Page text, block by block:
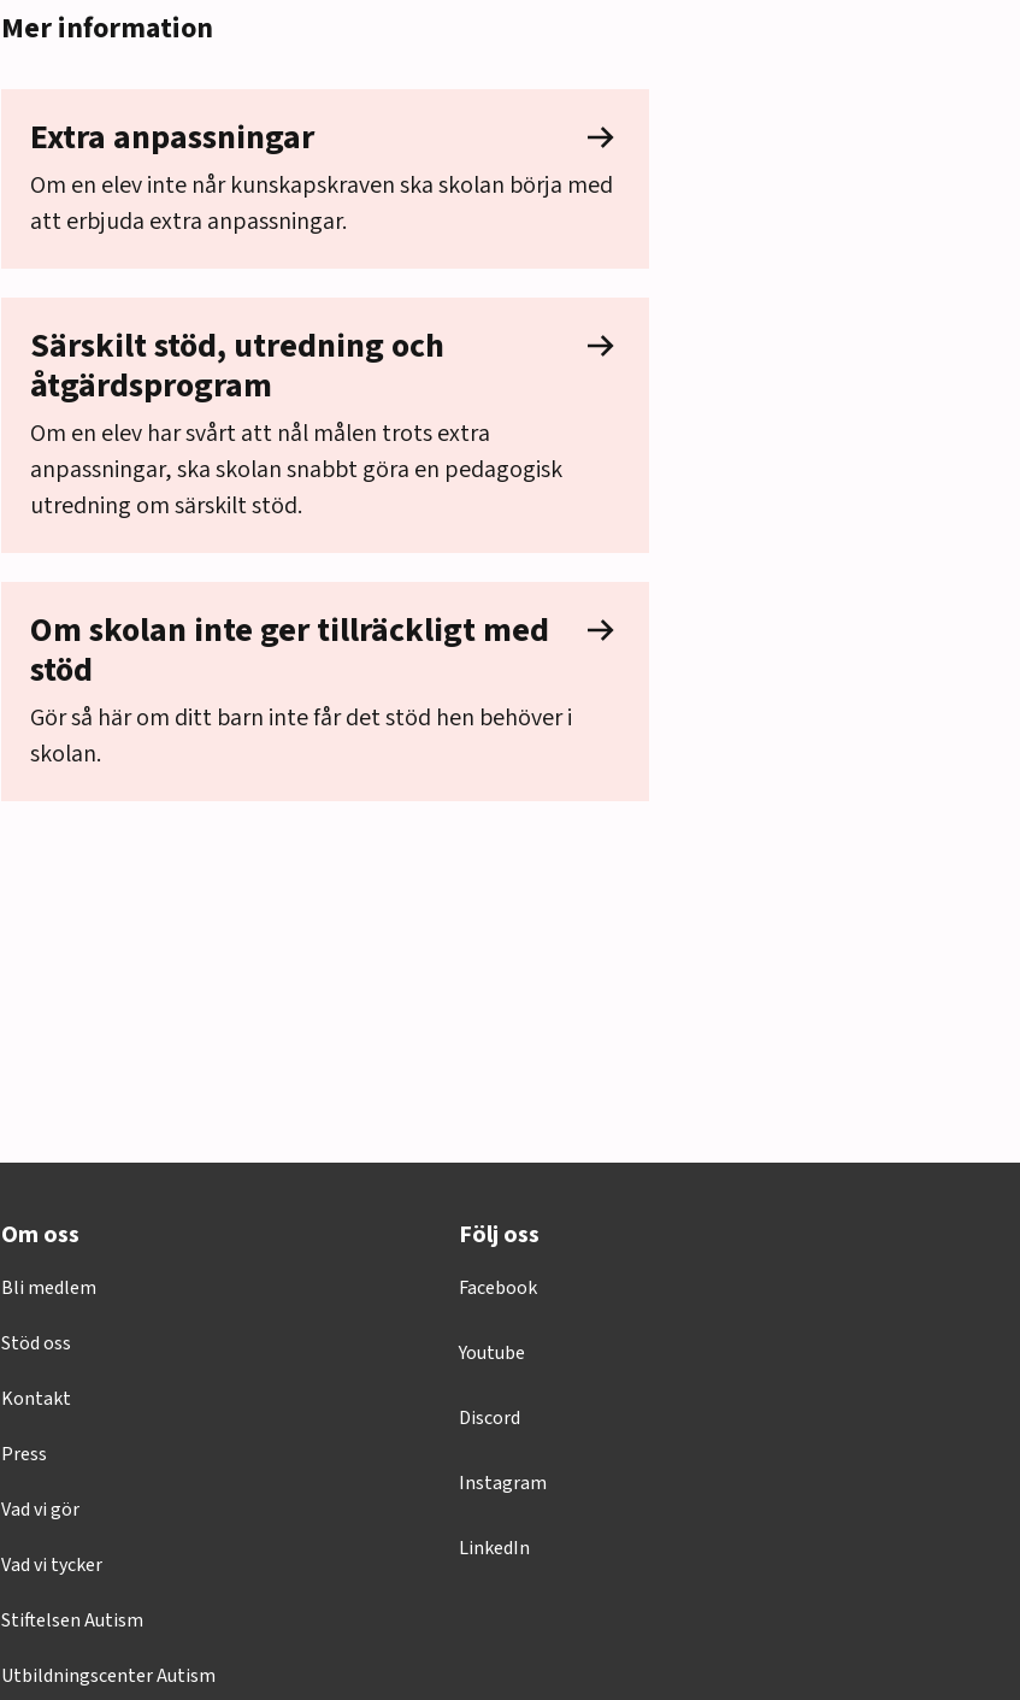
Mer information
Extra anpassningar
Om en elev inte når kunskapskraven ska skolan börja med
att erbjuda extra anpassningar.
Särskilt stöd, utredning och
åtgärdsprogram
Om en elev har svårt att nål målen trots extra
anpassningar, ska skolan snabbt göra en pedagogisk
utredning om särskilt stöd.
Om skolan inte ger tillräckligt med
stöd
Gör så här om ditt barn inte får det stöd hen behöver i
skolan.
Om oss
Bli medlem
Stöd oss
Kontakt
Press
Vad vi gör
Vad vi tycker
Stiftelsen Autism
Utbildningscenter Autism
Följ oss
Facebook
Youtube
Discord
Instagram
LinkedIn